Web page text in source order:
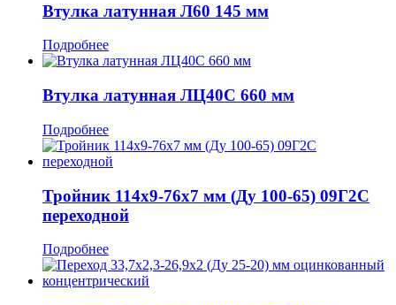
Втулка латунная Л60 145 мм
Подробнее
Втулка латунная ЛЦ40С 660 мм
Подробнее
Тройник 114x9-76x7 мм (Ду 100-65) 09Г2С
переходной
Подробнее